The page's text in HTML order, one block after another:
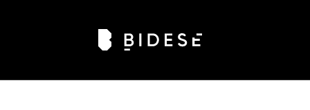
#movimentobidese